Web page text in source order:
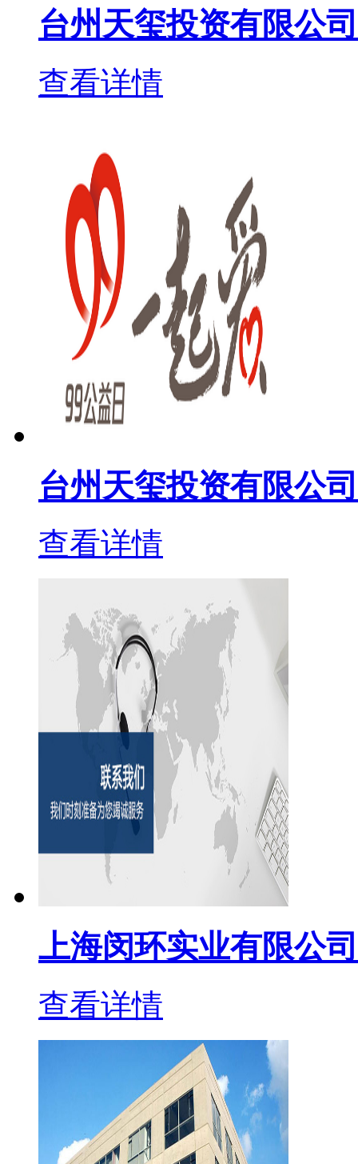
台州天玺投资有限公司
查看详情
台州天玺投资有限公
查看详情
上海闵环实业有限公
查看详情